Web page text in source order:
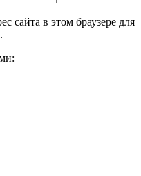
сайта в этом браузере для